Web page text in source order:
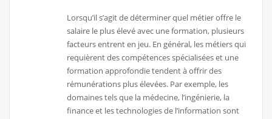
Lorsqu’il s’agit de déterminer quel métier offre le
salaire le plus élevé avec une formation, plusieurs
facteurs entrent en jeu. En général, les métiers qui
requièrent des compétences spécialisées et une
formation approfondie tendent à offrir des
rémunérations plus élevées. Par exemple, les
domaines tels que la médecine, l’ingénierie, la
finance et les technologies de l’information sont